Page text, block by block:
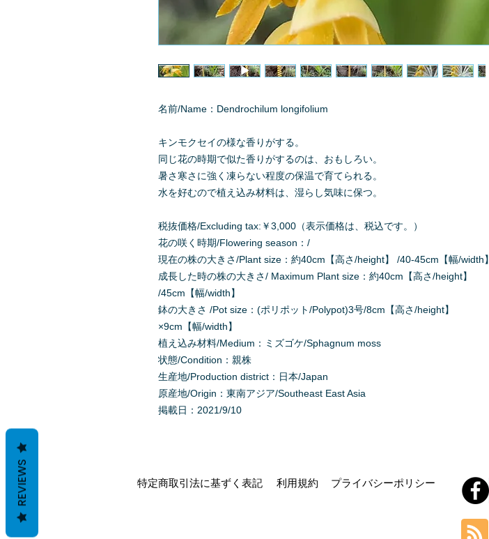
名前/Name：Dendrochilum longifolium
キンモクセイの様な香りがする。
同じ花の時期で似た香りがするのは、おもしろい。
暑さ寒さに強く凍らない程度の保温で育てられる。
水を好むので植え込み材料は、湿らし気味に保つ。
税抜価格/Excluding tax:￥3,000（表示価格は、税込です。）
花の咲く時期/Flowering season：/
現在の株の大きさ/Plant size：約40cm【高さ/height】 /40-45cm【幅/width】
成長した時の株の大きさ/ Maximum Plant size：約40cm【高さ/height】
/45cm【幅/width】
鉢の大きさ /Pot size：(ポリポット/Polypot)3号/8cm【高さ/height】
×9cm【幅/width】
植え込み材料/Medium：ミズゴケ/Sphagnum moss
状態/Condition：親株
生産地/Production district：日本/Japan
原産地/Origin：東南アジア/Southeast East Asia
掲載日：2021/9/10
特定商取引法に基ずく表記 利用規約 プライバシーポリシー
REVIEWS